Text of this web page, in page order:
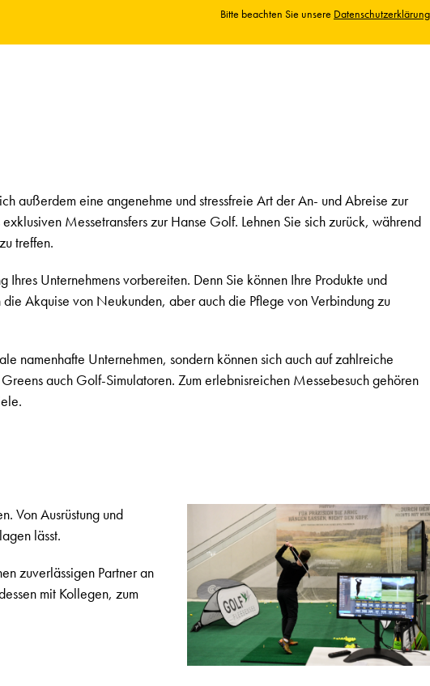
Bitte beachten Sie unsere Datenschutzerklärung
außerdem eine angenehme und stressfreie Art der An- und Abreise zur
Messetransfers zur Hanse Golf. Lehnen Sie sich zurück, während
treffen.
Unternehmens vorbereiten. Denn Sie können Ihre Produkte und
Akquise von Neukunden, aber auch die Pflege von Verbindung zu
namenhafte Unternehmen, sondern können sich auch auf zahlreiche
auch Golf-Simulatoren. Zum erlebnisreichen Messebesuch gehören
Von Ausrüstung und
lässt.
zuverlässigen Partner an
mit Kollegen, zum